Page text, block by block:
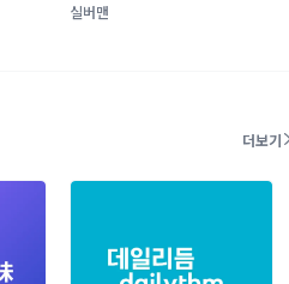
건강 드링크 네이밍 콘테스트
실버맨
더보기